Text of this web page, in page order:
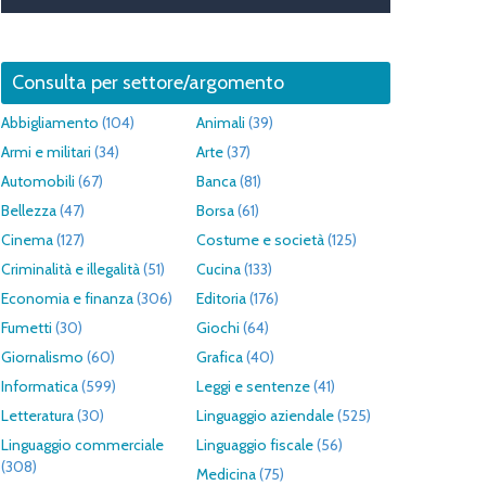
Consulta per settore/argomento
Abbigliamento (104) Animali (39)
Armi e militari (34) Arte(37)
Automobili (67) Banca(81)
Bellezza(47) Borsa(61)
Cinema(127) Costume e società(125)
Criminalità e illegalità(51) Cucina(133)
Economia e finanza(306) Editoria(176)
Fumetti (30) Giochi (64)
Giornalismo (60) Grafica(40)
Informatica(599) Leggi e sentenze(41)
Letteratura(30) Linguaggio aziendale(525)
Linguaggio commerciale
(308)
Linguaggio fiscale(56)
Medicina(75)